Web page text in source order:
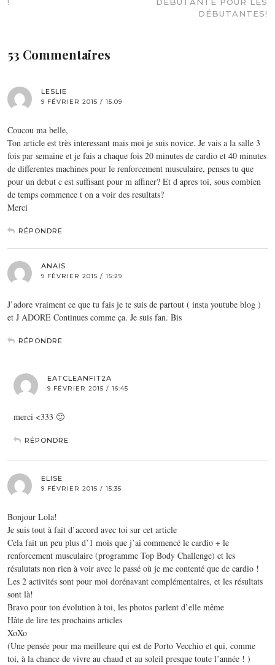
DÉBUTANTES!
53 Commentaires
LESLIE
9 FÉVRIER 2015 / 15:09
Coucou ma belle,
Ton article est très interessant mais moi je suis novice. Je vais a la salle 3
fois par semaine et je fais a chaque fois 20 minutes de cardio et 40 minutes
de differentes machines pour le renforcement musculaire, penses tu que
pour un debut c est suffisant pour m affiner? Et d apres toi, sous combien
de temps commence t on a voir des resultats?
Merci
RÉPONDRE
ANAIS
9 FÉVRIER 2015 / 15:29
J’adore vraiment ce que tu fais je te suis de partout ( insta youtube blog )
et J ADORE Continues comme ça. Je suis fan. Bis
RÉPONDRE
EATCLEANFIT2A
9 FÉVRIER 2015 / 16:45
merci <333 🙂
RÉPONDRE
ELISE
9 FÉVRIER 2015 / 15:35
Bonjour Lola!
Je suis tout à fait d’accord avec toi sur cet article
Cela fait un peu plus d’1 mois que j’ai commencé le cardio + le
renforcement musculaire (programme Top Body Challenge) et les
résulutats non rien à voir avec le passé où je me contenté que de cardio !
Les 2 activités sont pour moi dorénavant complémentaires, et les résultats
sont là!
Bravo pour ton évolution à toi, les photos parlent d’elle même
Hâte de lire tes prochains articles
XoXo
(Une pensée pour ma meilleure qui est de Porto Vecchio et qui, comme
toi, à la chance de vivre au chaud et au soleil presque toute l’année ! )